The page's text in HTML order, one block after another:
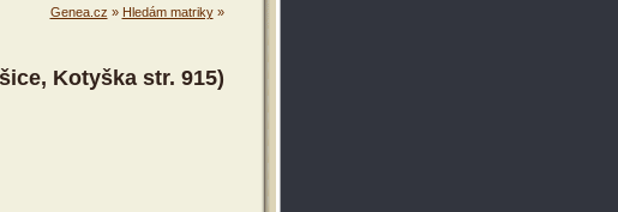
Genea.cz » Hledám matriky»
Kotyška str. 915)